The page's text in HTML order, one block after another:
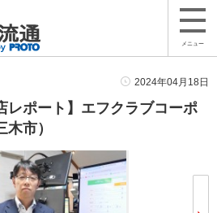
メニュー
2024年04月18日
レポート】エフクラブコーポ
市）